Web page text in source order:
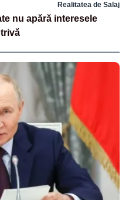
Realitatea de Salaj
nu apără interesele